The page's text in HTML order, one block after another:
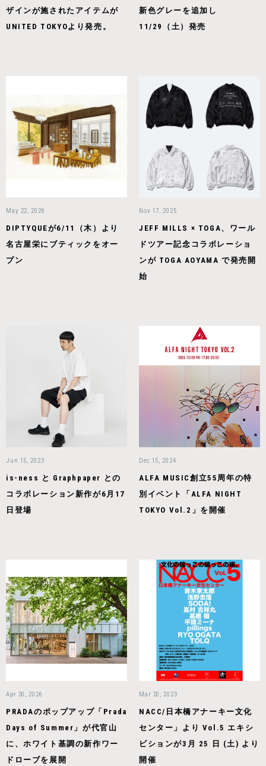
ザインが施されたアイテムが
UNITED TOKYOより発売。
新色グレーを追加し
11/29（土）発売
May 22, 2026
DIPTYQUEが6/11（木）より
名古屋栄にブティックをオー
プン
Nov 17, 2025
JEFF MILLS × TOGA、ワール
ドツアー記念コラボレーショ
ンが TOGA AOYAMA で発売開
始
Jun 15, 2023
is-ness と Graphpaper との
コラボレーション新作が6月17
日登場
Dec 15, 2024
ALFA MUSIC創立55周年の特
別イベント「ALFA NIGHT
TOKYO Vol.2」を開催
Apr 30, 2026
PRADAのポップアップ「Prada
Days of Summer」が代官山
に、ホワイト基調の新作ワー
ドローブを展開
Mar 20, 2023
NACC/⽇本橋アナーキー⽂化
センター」より Vol.5 エキシ
ビションが3⽉ 25 ⽇ (⼟) より
開催